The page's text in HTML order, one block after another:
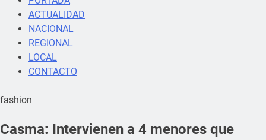
ACTUALIDAD
NACIONAL
REGIONAL
LOCAL
CONTACTO
fashion
Casma: Intervienen a 4 menores que